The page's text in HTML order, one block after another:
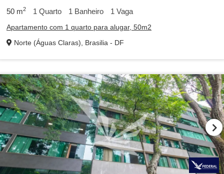
50 m2 1 Quarto 1 Banheiro 1 Vaga
Apartamento com 1 quarto para alugar, 50m2
Norte (Águas Claras), Brasilia - DF